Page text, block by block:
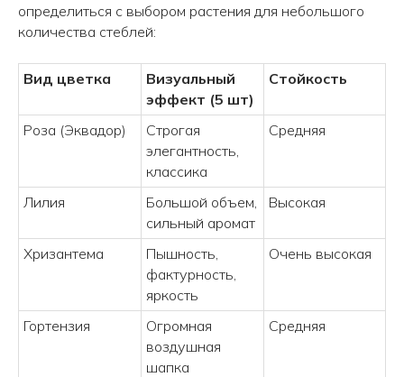
определиться с выбором растения для небольшого
количества стеблей:
Вид цветка
Визуальный
эффект (5 шт)
Стойкость
Роза (Эквадор)
Строгая
элегантность,
классика
Средняя
Лилия
Большой объем,
сильный аромат
Высокая
Хризантема
Пышность,
фактурность,
яркость
Очень высокая
Гортензия
Огромная
воздушная
шапка
Средняя